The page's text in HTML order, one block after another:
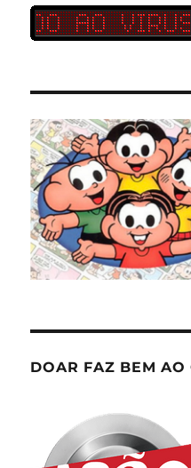
DOAR FAZ BEM AO